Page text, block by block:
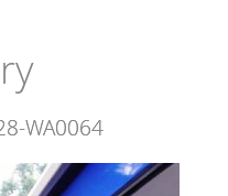
WA0064